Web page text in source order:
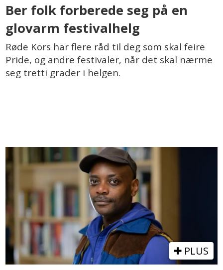
Ber folk forberede seg på en
glovarm festivalhelg
Røde Kors har flere råd til deg som skal feire
Pride, og andre festivaler, når det skal nærme
seg tretti grader i helgen.
PLUS